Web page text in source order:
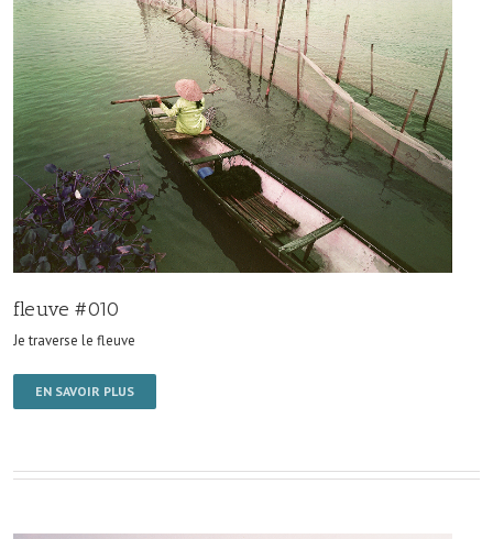
fleuve #010
Je traverse le fleuve
EN SAVOIR PLUS